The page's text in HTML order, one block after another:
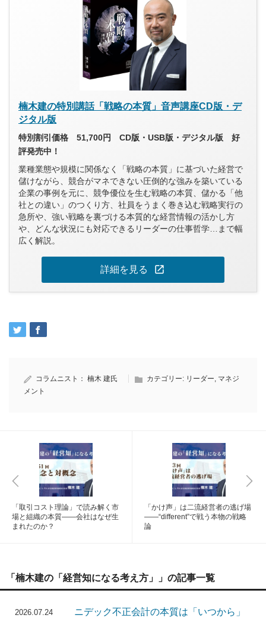
楠木建の特別講話「戦略の本質」音声講座CD版・デ
ジタル版
特別割引価格 51,700円 CD版・USB版・デジタル版 好
評発売中！
業種業態や規模に関係なく「戦略の本質」に基づいた経営で
儲けながら、競合がマネできない圧倒的な強みを築いている
企業の事例を元に、競争優位を生む戦略の本質、儲かる「他
社との違い」のつくり方、社員をうまく巻き込む戦略実行の
急所や、強い戦略を裏づける本質的な経営情報の活かし方
や、どんな状況にも対応できるリーダーの仕事哲学…まで幅
広く解説。
詳細を見る open_in_new
コラムニスト： 楠木 建氏 カテゴリー: リーダー, マネジ
メント
「取引コスト理論」で読み解く市
場と組織の本質――会社はなぜ生
まれたのか？
「かけ声」は二流経営者の逃げ場
――“different”で戦う本物の戦略
論
「楠木建の「経営知になる考え方」」の記事一覧
2026.07.24 ニデック不正会計の本質は「いつから」